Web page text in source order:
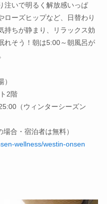
注いで明るく解放感いっぱ
ローズヒップなど、日替わり
持ちが静まり、リラックス効
れそう！朝は5:00～朝風呂が
）
2階
（ウィンターシーズン
合・宿泊者は無料）
wellness/westin-onsen